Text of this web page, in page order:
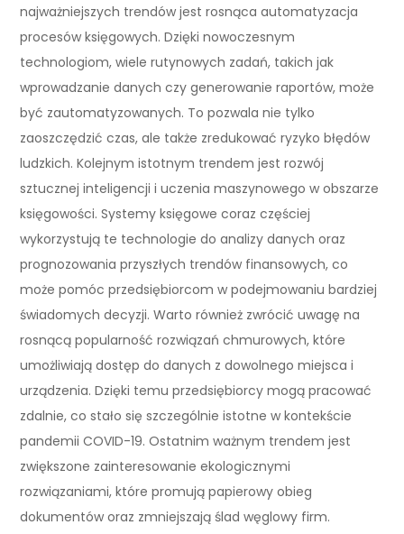
najważniejszych trendów jest rosnąca automatyzacja
procesów księgowych. Dzięki nowoczesnym
technologiom, wiele rutynowych zadań, takich jak
wprowadzanie danych czy generowanie raportów, może
być zautomatyzowanych. To pozwala nie tylko
zaoszczędzić czas, ale także zredukować ryzyko błędów
ludzkich. Kolejnym istotnym trendem jest rozwój
sztucznej inteligencji i uczenia maszynowego w obszarze
księgowości. Systemy księgowe coraz częściej
wykorzystują te technologie do analizy danych oraz
prognozowania przyszłych trendów finansowych, co
może pomóc przedsiębiorcom w podejmowaniu bardziej
świadomych decyzji. Warto również zwrócić uwagę na
rosnącą popularność rozwiązań chmurowych, które
umożliwiają dostęp do danych z dowolnego miejsca i
urządzenia. Dzięki temu przedsiębiorcy mogą pracować
zdalnie, co stało się szczególnie istotne w kontekście
pandemii COVID-19. Ostatnim ważnym trendem jest
zwiększone zainteresowanie ekologicznymi
rozwiązaniami, które promują papierowy obieg
dokumentów oraz zmniejszają ślad węglowy firm.